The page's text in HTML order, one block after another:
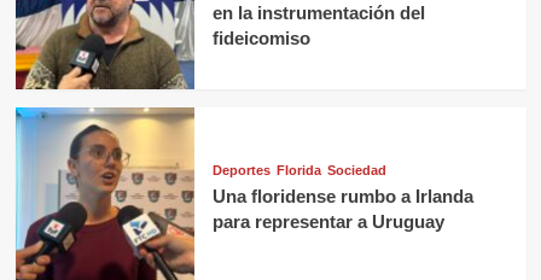
en la instrumentación del
fideicomiso
Deportes Florida Sociedad
Una floridense rumbo a Irlanda
para representar a Uruguay